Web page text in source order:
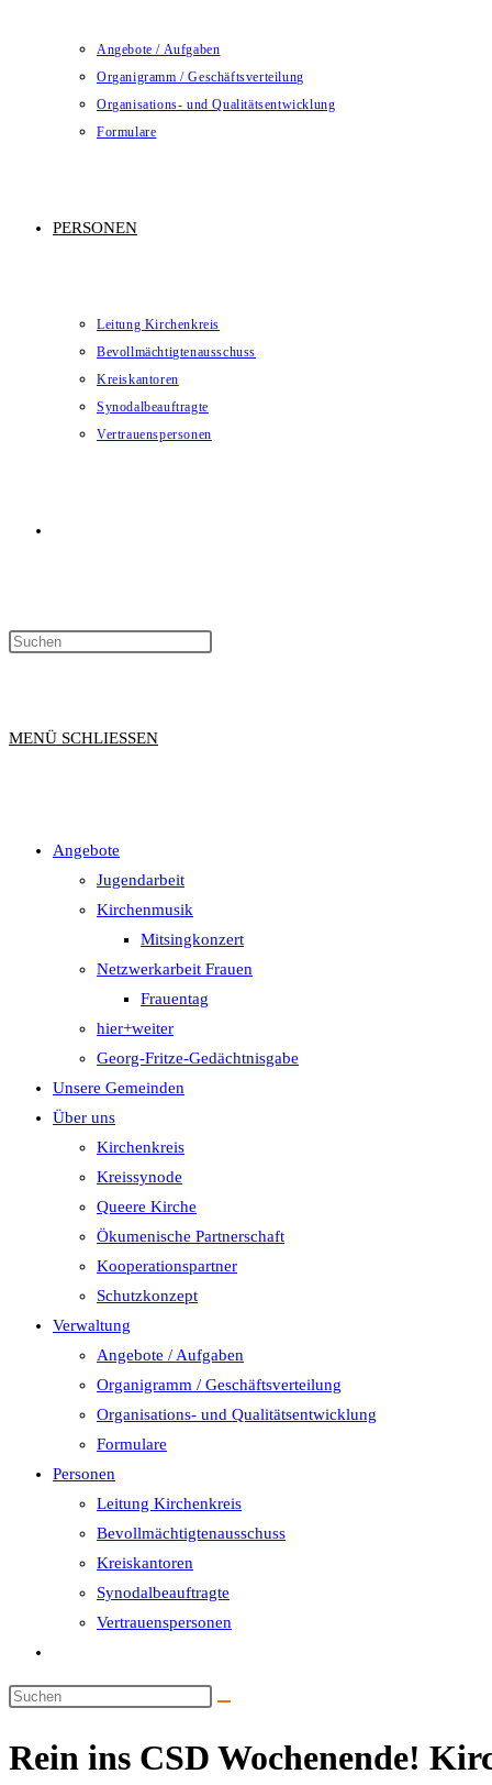
Angebote / Aufgaben
Organigramm / Geschäftsverteilung
Organisations- und Qualitätsentwicklung
Formulare
PERSONEN
Leitung Kirchenkreis
Bevollmächtigtenausschuss
Kreiskantoren
Synodalbeauftragte
Vertrauenspersonen
UMSCHALTEN
MENÜ SCHLIESSEN
Angebote
Jugendarbeit
Kirchenmusik
Mitsingkonzert
Netzwerkarbeit Frauen
Frauentag
hier+weiter
Georg-Fritze-Gedächtnisgabe
Unsere Gemeinden
Über uns
Kirchenkreis
Kreissynode
Queere Kirche
Ökumenische Partnerschaft
Kooperationspartner
Schutzkonzept
Verwaltung
Angebote / Aufgaben
Organigramm / Geschäftsverteilung
Organisations- und Qualitätsentwicklung
Formulare
Personen
Leitung Kirchenkreis
Bevollmächtigtenausschuss
Kreiskantoren
Synodalbeauftragte
Vertrauenspersonen
umschalten
Rein ins CSD Wochenende!